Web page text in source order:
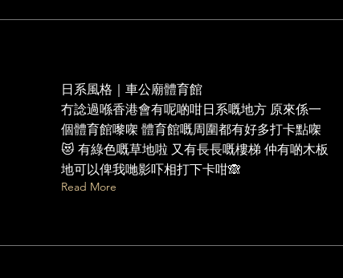
日系風格｜車公廟體育館
冇諗過喺香港會有呢啲咁日系嘅地方 原來係一
個體育館嚟㗎 體育館嘅周圍都有好多打卡點㗎
😻 有綠色嘅草地啦 又有長長嘅樓梯 仲有啲木板
地可以俾我哋影吓相打下卡咁🙈
Read More